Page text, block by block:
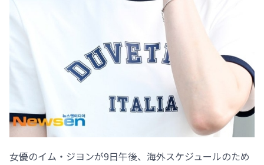
女優のイム・ジヨンが9日午後、海外スケジュールのため